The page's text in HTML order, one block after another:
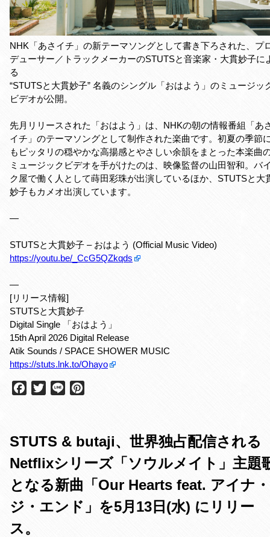
NHK「あさイチ」の新テーマソングとして書き下ろされた、プ
デューサー／トラックメーカーのSTUTSと音楽家・大貫妙子に
る
“STUTSと大貫妙子” 名義のシングル「おはよう」のミュージッ
ビデオが公開。
先月リリースされた「おはよう」は、NHKの朝の情報番組「あ
イチ」のテーマソングとして制作された楽曲です。初夏の季節
もピッタリの穏やかな高揚感とやさしい余韻をまとった本楽曲
ミュージックビデオを手がけたのは、映像監督の山田智和。バ
ク屋で働く人として蒔田彩珠が出演しているほか、STUTSと大
妙子もカメオ出演しています。
—
STUTSと大貫妙子 – おはよう (Official Music Video)
https://youtu.be/_CcG5QZkqds
—
[リリース情報]
STUTSと大貫妙子
Digital Single 「おはよう」
15th April 2026 Digital Release
Atik Sounds / SPACE SHOWER MUSIC
https://stuts.lnk.to/Ohayo
b
o
k
t
r
e
e
STUTS & butaji、世界独占配信される
Netflixシリーズ「ソウルメイト」主題
となる新曲「Our Hearts feat. アイナ・
ジ・エンド」を5月13日(水) にリリー
ス。